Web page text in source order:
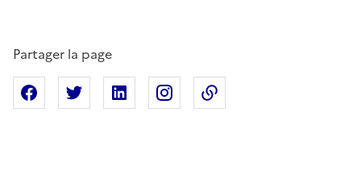
Partager la page
Partager sur Facebook
Partager sur XPartager sur Linkedin
Partager sur Instagram